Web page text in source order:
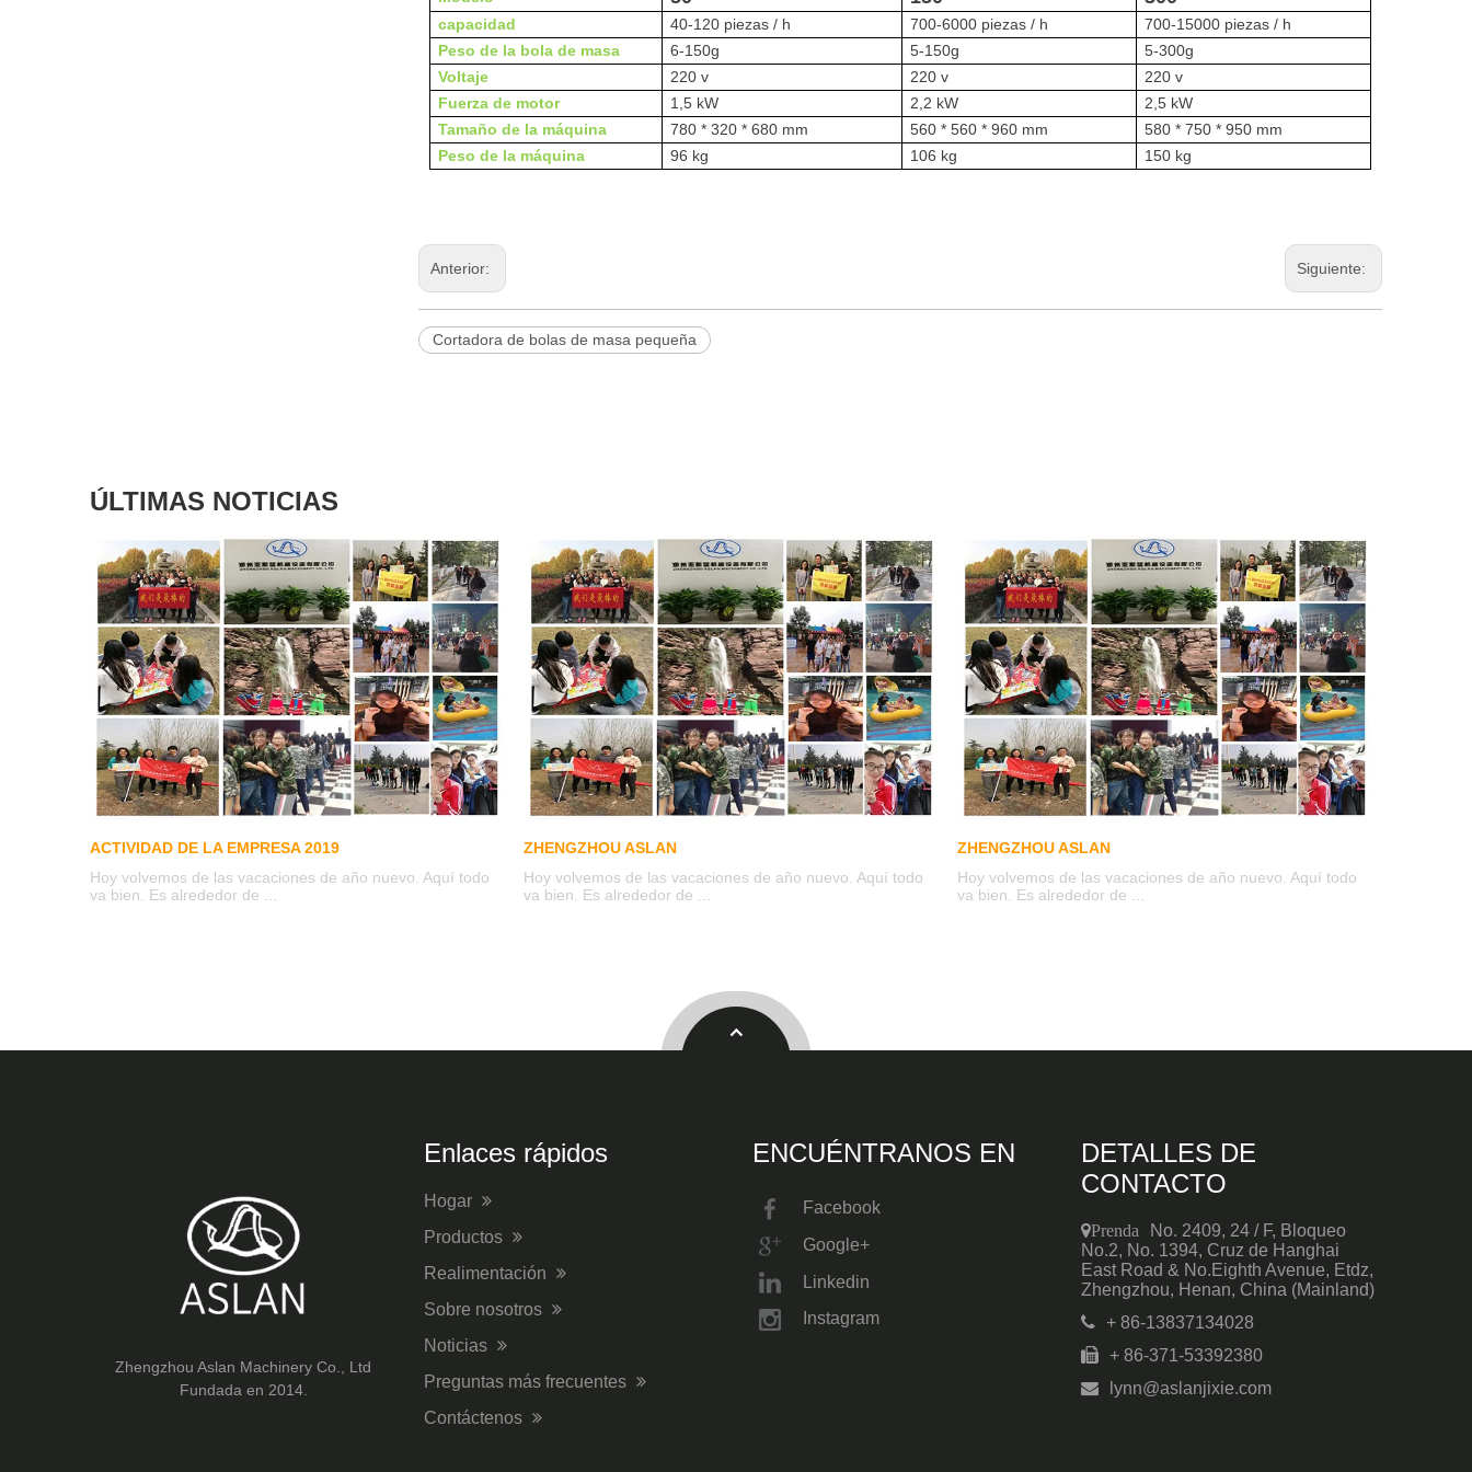
capacidad 40-120 piezas / h 700-6000 piezas / h
700-15000 piezas / h
Peso de la bola de masa
6-150g 5-150g
5-300g
Voltaje
220 v 220 v
220 v
Fuerza de motor
1,5 kW 2,2 kW
2,5 kW
Tamaño de la máquina
780 * 320 * 680 mm 560 * 560 * 960 mm
580 * 750 * 950 mm
Peso de la máquina
96 kg 106 kg 150 kg
Anterior: Siguiente:
Cortadora de bolas de masa pequeña
ÚLTIMAS NOTICIAS
ACTIVIDAD DE LA EMPRESA 2019
Hoy volvemos de las vacaciones de año nuevo. Aquí todo
va bien. Es alrededor de ...
ZHENGZHOU ASLAN
Hoy volvemos de las vacaciones de año nuevo. Aquí todo
va bien. Es alrededor de ...
ZHENGZHOU ASLAN
Hoy volvemos de las vacaciones de año nuevo. Aquí todo
va bien. Es alrededor de ...
Zhengzhou Aslan Machinery Co., Ltd
Fundada en 2014.
Enlaces rápidos
Hogar
Productos
Realimentación
Sobre nosotros
Noticias
Preguntas más frecuentes
Contáctenos
ENCUÉNTRANOS EN
Facebook
Google+
Linkedin
Instagram
DETALLES DE
CONTACTO
Prenda
No. 2409, 24 / F, Bloqueo
No.2, No. 1394, Cruz de Hanghai
East Road & No.Eighth Avenue, Etdz,
Zhengzhou, Henan, China (Mainland)
+ 86-13837134028
+ 86-371-53392380
 lynn@aslanjixie.com